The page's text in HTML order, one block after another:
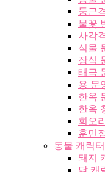
둥근
불꽃
사각
식물
장식
태극
용 문
한옥
한옥
회오
훈민
동물 캐릭
돼지
닭 캐